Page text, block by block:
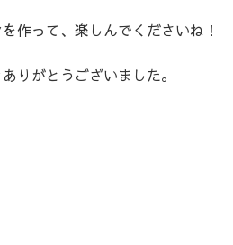
作って、楽しんでくださいね！
りがとうございました。